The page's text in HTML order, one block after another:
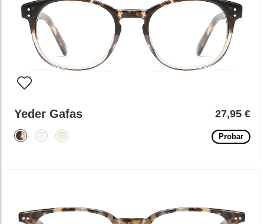
Yeder Gafas 27,95 €
Probar